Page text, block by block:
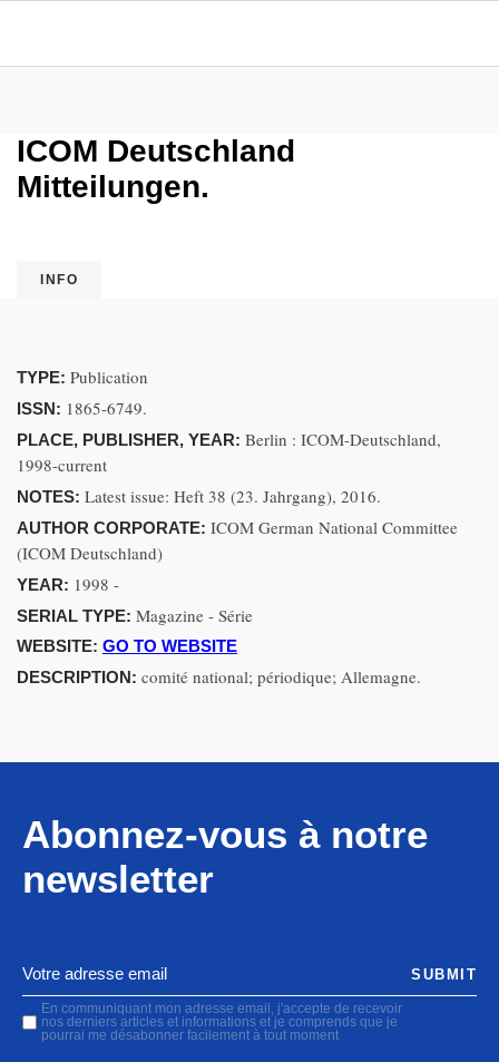
ICOM Deutschland
Mitteilungen.
INFO
TYPE: Publication
ISSN: 1865-6749.
PLACE, PUBLISHER, YEAR: Berlin : ICOM-Deutschland,
1998-current
NOTES: Latest issue: Heft 38 (23. Jahrgang), 2016.
AUTHOR CORPORATE: ICOM German National Committee
(ICOM Deutschland)
YEAR: 1998 -
SERIAL TYPE: Magazine - Série
WEBSITE: GO TO WEBSITE
DESCRIPTION: comité national; périodique; Allemagne.
Abonnez-vous à notre
newsletter
En communiquant mon adresse email, j'accepte de recevoir
nos derniers articles et informations et je comprends que je
pourrai me désabonner facilement à tout moment
SUBMIT